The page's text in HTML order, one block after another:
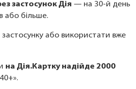
застосунок Дія — на 30-й день
або більше.
застосунку або використати вже
на Дія.Картку надійде 2000